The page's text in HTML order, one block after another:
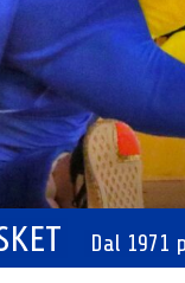
Dal 1971